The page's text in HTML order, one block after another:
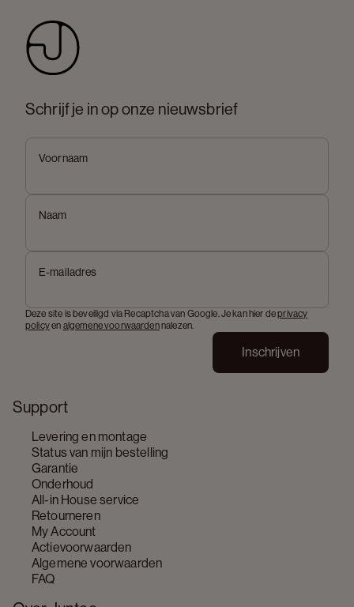
Support
Levering en montage
Status van mijn bestelling
Garantie
Onderhoud
All-in House service
Retourneren
My Account
Actievoorwaarden
Algemene voorwaarden
FAQ
Schrijf je in op onze nieuwsbrief
Voornaam
Naam
E-mailadres
Deze site is beveiligd via Recaptcha van Google. Je kan hier deprivacy
policyen algemene voorwaardennalezen.
Inschrijven